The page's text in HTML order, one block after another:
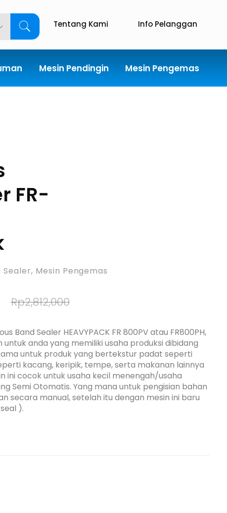
Tentang Kami Info Pelanggan
Mesin Pendingin Mesin Pengemas
FR-
Rp2,812,000
Band Sealer HEAVYPACK FR 800PV atau FR800PH,
untuk anda yang memiliki usaha produksi dibidang
untuk produk yang bertekstur padat seperti
kacang, keripik, tempe, serta makanan lainnya
ini cocok untuk usaha kecil menengah/usaha
Semi Otomatis. Yang mana untuk pengisian bahan
secara manual, setelah itu dengan mesin ini baru
).
Sealer, Mesin Pengemas